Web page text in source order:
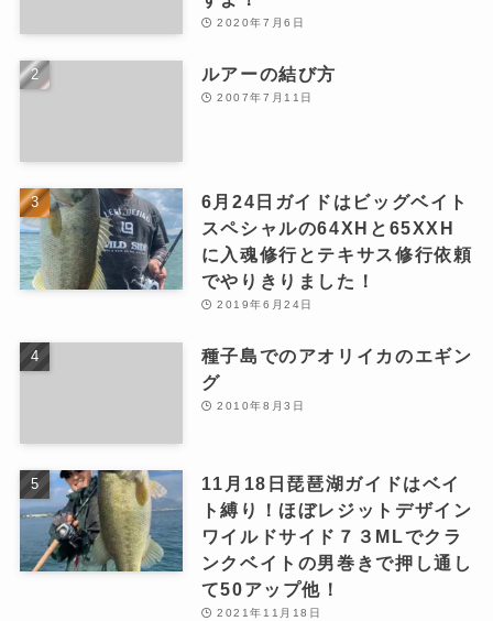
2020年7月6日
ルアーの結び方
2007年7月11日
6月24日ガイドはビッグベイト
スペシャルの64XHと65XXH
に入魂修行とテキサス修行依頼
でやりきりました！
2019年6月24日
種子島でのアオリイカのエギン
グ
2010年8月3日
11月18日琵琶湖ガイドはベイ
ト縛り！ほぼレジットデザイン
ワイルドサイド７３MLでクラ
ンクベイトの男巻きで押し通し
て50アップ他！
2021年11月18日